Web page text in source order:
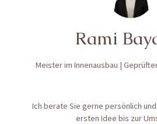
Rami
Meister im Innenausbau |
Ich berate Sie gerne persönlich
ersten Idee bis zur